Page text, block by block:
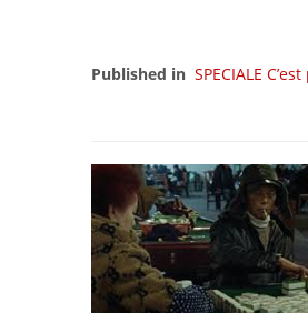
Published in SPECIALE